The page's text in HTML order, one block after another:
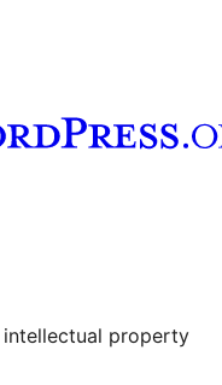
account
intellectual property